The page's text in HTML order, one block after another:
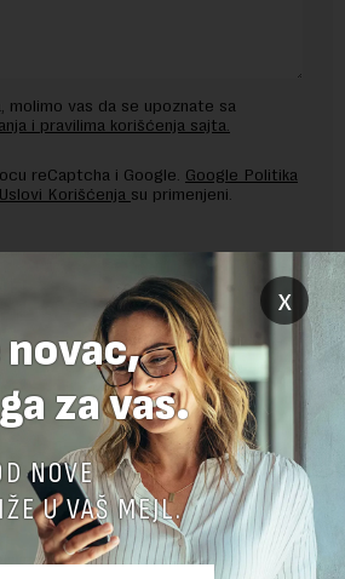
molimo vas da se upoznate sa
i pravilima korišćenja sajta.
reCaptcha i Google. Google Politika
Korišćenja su primenjeni.
x
za vas.
NOVE
U VAŠ MEJL.